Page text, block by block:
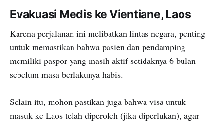
Evakuasi Medis ke Vientiane, Laos
Karena perjalanan ini melibatkan lintas negara, penting
untuk memastikan bahwa pasien dan pendamping
memiliki paspor yang masih aktif setidaknya 6 bulan
sebelum masa berlakunya habis.
Selain itu, mohon pastikan juga bahwa visa untuk
masuk ke Laos telah diperoleh (jika diperlukan), agar